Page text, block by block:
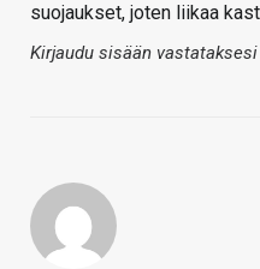
suojaukset, joten liikaa
Kirjaudu sisään vastataksesi